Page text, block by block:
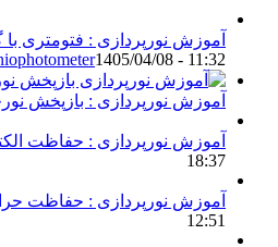
آموزش نورپردازی : فتومتری با
1405/04/08 - 11:32
آموزش نورپردازی : بازپخش
آموزش نورپردازی : حفاظت
18:37
آموزش نورپردازی : حفاظت
12:51